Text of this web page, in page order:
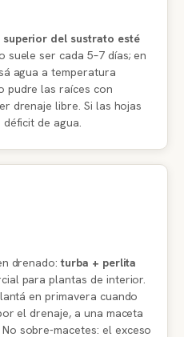
del sustrato esté
suele ser cada 5–7 días; en
agua a temperatura
pudre las raíces con
drenaje libre. Si las hojas
de agua.
drenado:turba + perlita
para plantas de interior.
en primavera cuando
el drenaje, a una maceta
sobre-macetes: el exceso